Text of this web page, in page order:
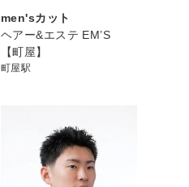
men'sカット
ヘアー&エステ EM’S
【町屋】
町屋駅